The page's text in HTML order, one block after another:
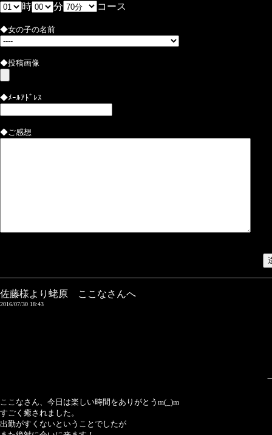
時 分 コース
◆女の子の名前
◆投稿画像
◆ﾒｰﾙｱﾄﾞﾚｽ
◆ご感想
佐藤様より蛯原 ここなさんへ
2016/07/30 18:43
ここなさん、今日は楽しい時間をありがとうm(_)m
すごく癒されました。
出勤がすくないということでしたが